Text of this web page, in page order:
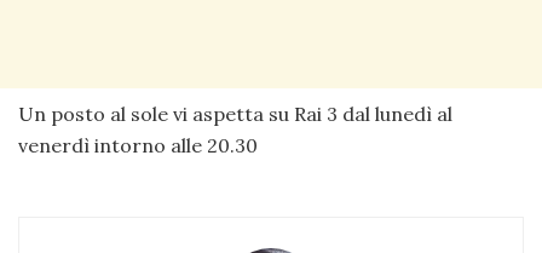
Un posto al sole vi aspetta su Rai 3 dal lunedì al
venerdì intorno alle 20.30